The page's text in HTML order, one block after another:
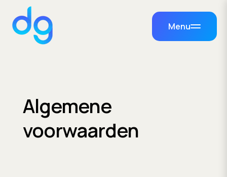
Menu
Algemene
voorwaarden